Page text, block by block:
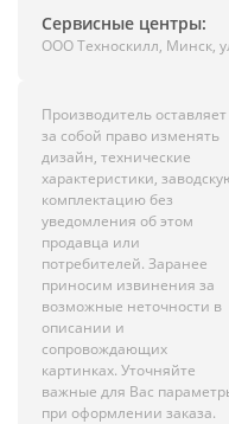
Сервисные центры:
ООО Техноскилл, Минск,
Производитель оставляет
за собой право изменять
дизайн, технические
характеристики,
комплектацию без
уведомления об этом
продавца или
потребителей. Заранее
приносим извинения за
возможные неточности в
описании и
сопровождающих
картинках. Уточняйте
важные для Вас
при оформлении заказа.